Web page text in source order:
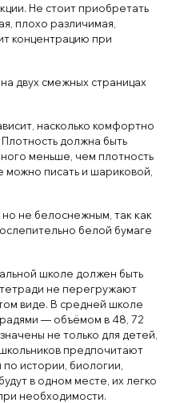
Не стоит приобретать
плохо различимая,
концентрацию при
двух смежных страницах
насколько комфортно
должна быть
меньше, чем плотность
можно писать и шариковой,
не белоснежным, так как
белой бумаге
школе должен быть
не перегружают
виде. В средней школе
— объёмом в 48, 72
не только для детей,
предпочитают
истории, биологии,
в одном месте, их легко
необходимости.